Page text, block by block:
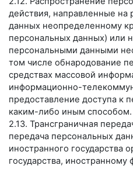
действия, направленные на
данных неопределенному
персональных данных) или
персональными данными
том числе обнародование
средствах массовой
информационно-
предоставление доступа к
каким-либо иным способом.
2.13. Трансграничная
передача персональных
иностранного государства
государства, иностранному